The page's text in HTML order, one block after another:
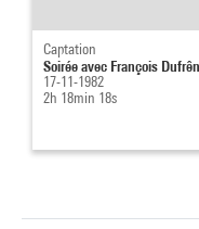
Captation
Soirée avec François
17-11-1982
2h 18min 18s